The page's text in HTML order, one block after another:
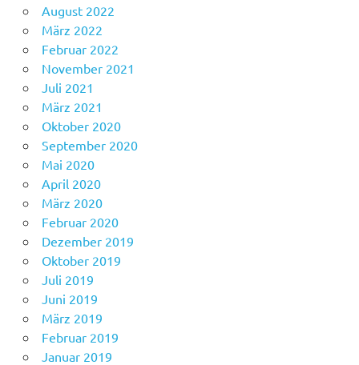
August 2022
März 2022
Februar 2022
November 2021
Juli 2021
März 2021
Oktober 2020
September 2020
Mai 2020
April 2020
März 2020
Februar 2020
Dezember 2019
Oktober 2019
Juli 2019
Juni 2019
März 2019
Februar 2019
Januar 2019